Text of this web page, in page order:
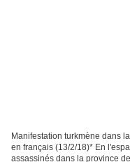
Manifestation turkmène dans
en français (13/2/18)* En
assassinés dans la province